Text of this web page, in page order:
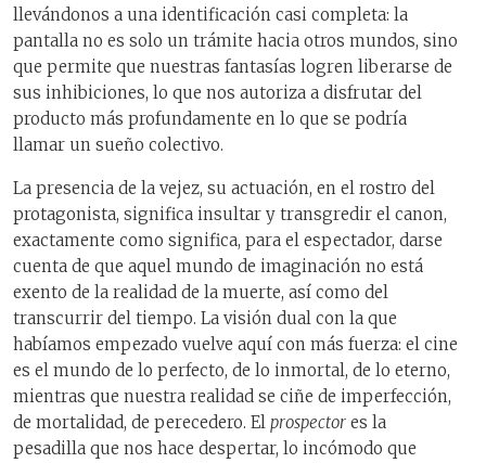
llevándonos a una identificación casi completa: la
pantalla no es solo un trámite hacia otros mundos, sino
que permite que nuestras fantasías logren liberarse de
sus inhibiciones, lo que nos autoriza a disfrutar del
producto más profundamente en lo que se podría
llamar un sueño colectivo.
La presencia de la vejez, su actuación, en el rostro del
protagonista, significa insultar y transgredir el canon,
exactamente como significa, para el espectador, darse
cuenta de que aquel mundo de imaginación no está
exento de la realidad de la muerte, así como del
transcurrir del tiempo. La visión dual con la que
habíamos empezado vuelve aquí con más fuerza: el cine
es el mundo de lo perfecto, de lo inmortal, de lo eterno,
mientras que nuestra realidad se ciñe de imperfección,
de mortalidad, de perecedero. El prospector es la
pesadilla que nos hace despertar, lo incómodo que